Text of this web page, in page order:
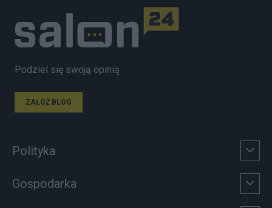
Podziel się swoją opinią
ZAŁÓŻ BLOG
Polityka
Gospodarka